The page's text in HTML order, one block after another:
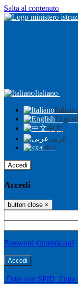
Salta al contenuto
Italiano
Italiano
English
中文
عربى
বাংলা
Accedi
Accedi
button close ×
Password dimenticata?
-
Entra con SPID Entra